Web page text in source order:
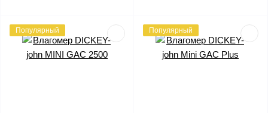
Популярный Популярный